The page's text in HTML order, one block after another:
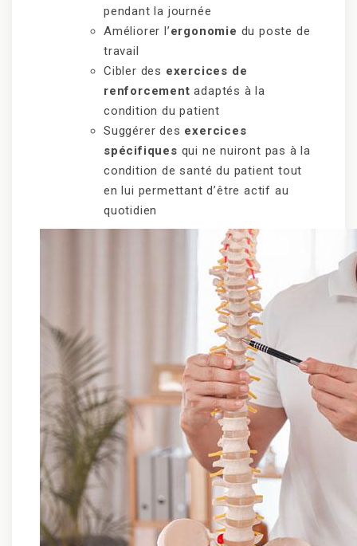
pendant la journée
Améliorer l’ergonomie du poste de
travail
Cibler des exercices de
renforcement adaptés à la
condition du patient
Suggérer des exercices
spécifiques qui ne nuiront pas à la
condition de santé du patient tout
en lui permettant d’être actif au
quotidien